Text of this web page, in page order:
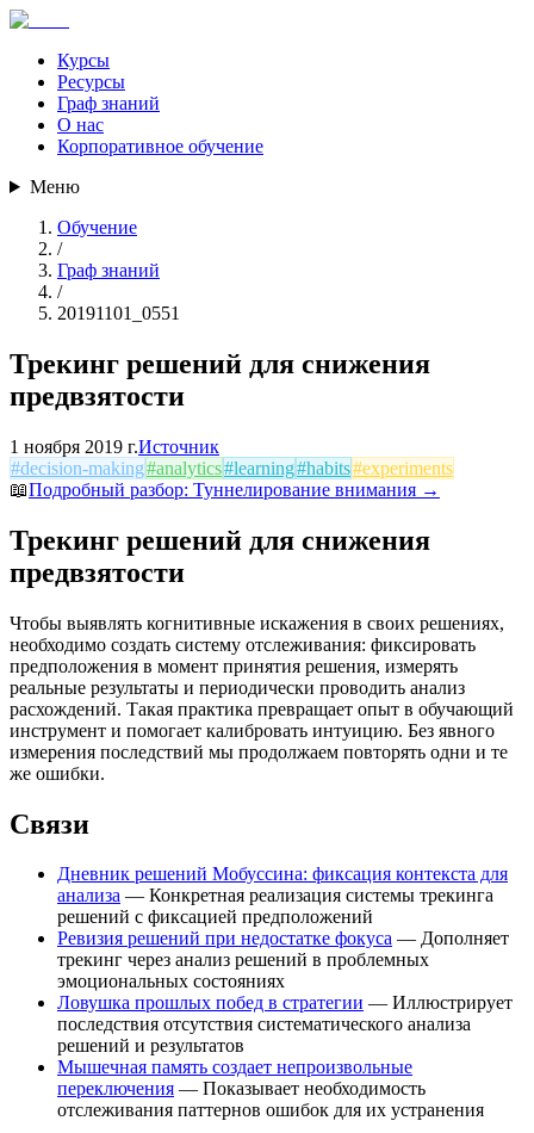
Курсы
Ресурсы
Граф знаний
О нас
Корпоративное обучение
Меню
Обучение
/
Граф знаний
/
20191101_0551
Трекинг решений для снижения
предвзятости
1 ноября 2019 г.Источник
#decision-making#analytics#learning#habits#experiments
📖Подробный разбор: Туннелирование внимания →
Трекинг решений для снижения
предвзятости
Чтобы выявлять когнитивные искажения в своих решениях,
необходимо создать систему отслеживания: фиксировать
предположения в момент принятия решения, измерять
реальные результаты и периодически проводить анализ
расхождений. Такая практика превращает опыт в обучающий
инструмент и помогает калибровать интуицию. Без явного
измерения последствий мы продолжаем повторять одни и те
же ошибки.
Связи
Дневник решений Мобуссина: фиксация контекста для
анализа — Конкретная реализация системы трекинга
решений с фиксацией предположений
Ревизия решений при недостатке фокуса — Дополняет
трекинг через анализ решений в проблемных
эмоциональных состояниях
Ловушка прошлых побед в стратегии — Иллюстрирует
последствия отсутствия систематического анализа
решений и результатов
Мышечная память создает непроизвольные
переключения — Показывает необходимость
отслеживания паттернов ошибок для их устранения